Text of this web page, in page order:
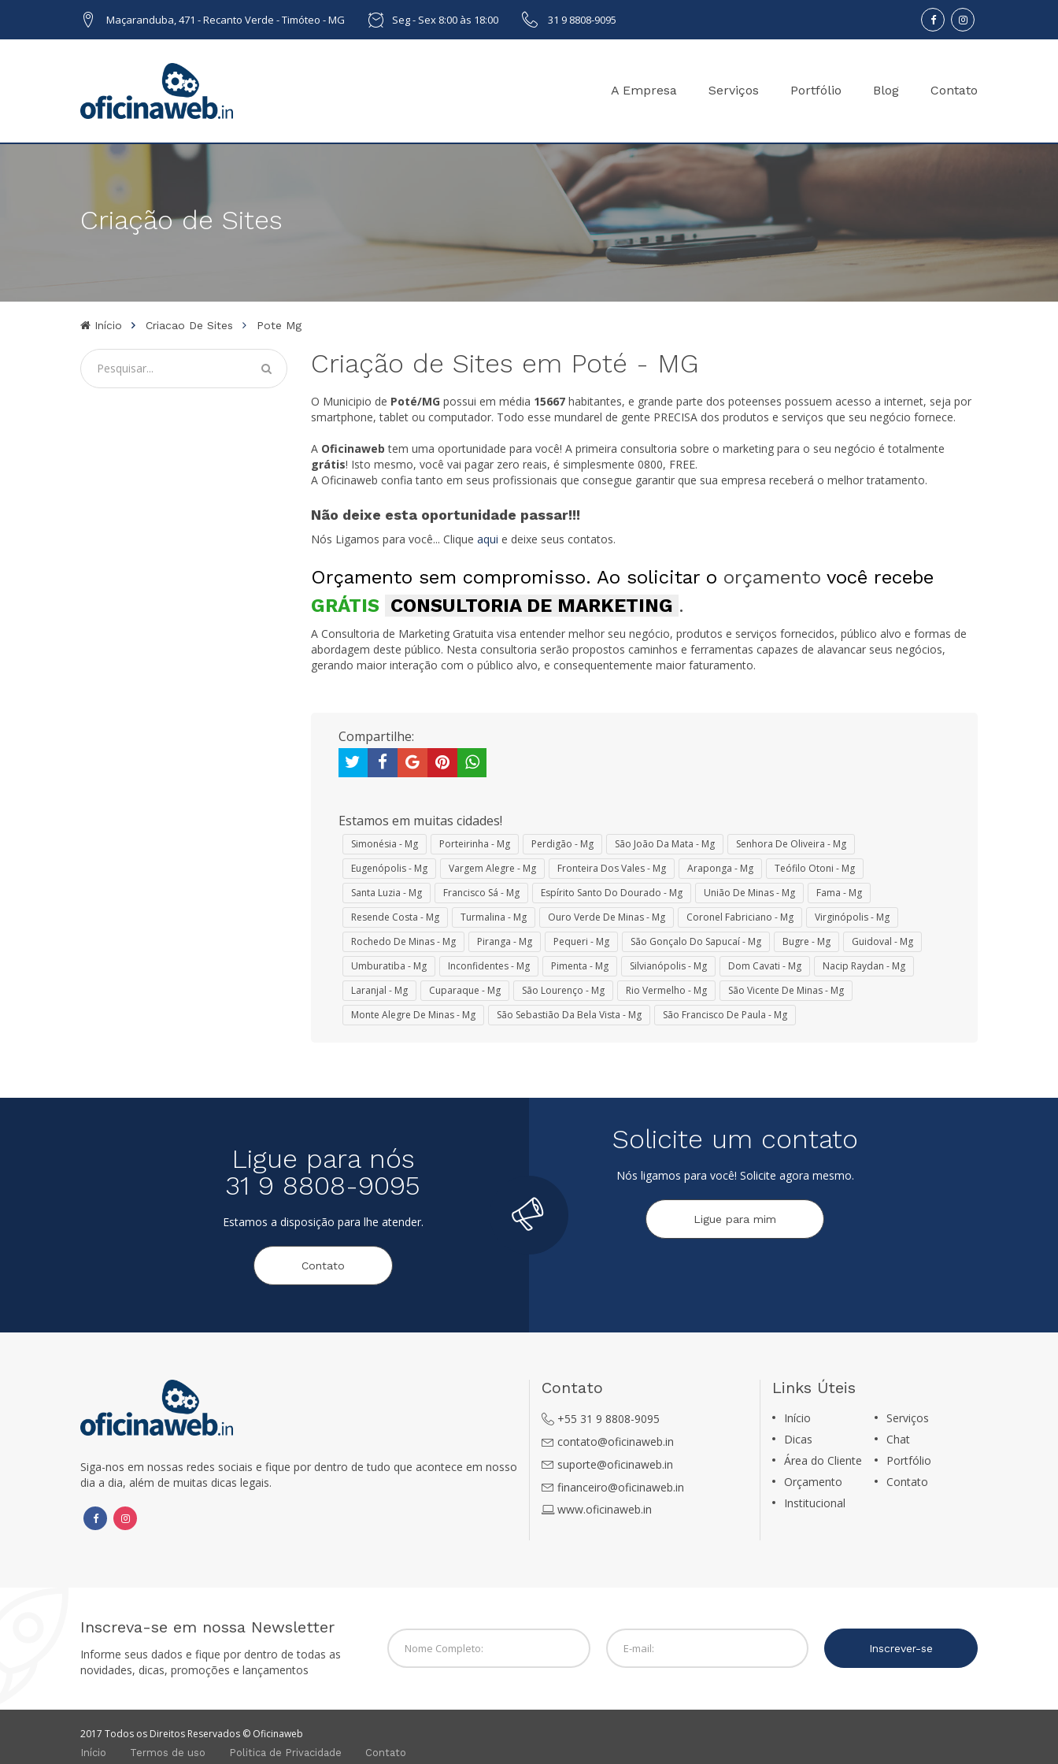
Maçaranduba, 471 - Recanto Verde - Timóteo - MG Seg - Sex 8:00 às 18:00 31 9 8808-9095
A Empresa Serviços Portfólio Blog Contato
Criação de Sites
Início Criacao De Sites Pote Mg
Criação de Sites em Poté - MG
O Municipio de Poté/MG possui em média 15667habitantes, e grande parte dos poteenses possuem acesso a internet, seja por
smartphone, tablet ou computador. Todo esse mundarel de gente PRECISA dos produtos e serviços que seu negócio fornece.
A Oficinaweb tem uma oportunidade para você! A primeira consultoria sobre o marketing para o seu negócio é totalmente
grátis! Isto mesmo, você vai pagar zero reais, é simplesmente 0800, FREE.
A Oficinaweb confia tanto em seus profissionais que consegue garantir que sua empresa receberá o melhor tratamento.
Não deixe esta oportunidade passar!!!
Nós Ligamos para você... Clique aqui e deixe seus contatos.
Orçamento sem compromisso. Ao solicitar o orçamento você recebe
GRÁTIS CONSULTORIA DE MARKETING .
A Consultoria de Marketing Gratuita visa entender melhor seu negócio, produtos e serviços fornecidos, público alvo e formas de
abordagem deste público. Nesta consultoria serão propostos caminhos e ferramentas capazes de alavancar seus negócios,
gerando maior interação com o público alvo, e consequentemente maior faturamento.
Compartilhe:
Estamos em muitas cidades!
Simonésia - Mg Porteirinha - Mg Perdigão - Mg São João Da Mata - Mg
Senhora De Oliveira - Mg
Eugenópolis - Mg
Vargem Alegre - Mg Fronteira Dos Vales - Mg Araponga - Mg
Teófilo Otoni - Mg
Santa Luzia - Mg
Francisco Sá - Mg Espírito Santo Do Dourado - Mg União De Minas - Mg
Fama - Mg
Resende Costa - Mg
Turmalina - Mg Ouro Verde De Minas - Mg Coronel Fabriciano - Mg
Virginópolis - Mg
Rochedo De Minas - Mg
Piranga - Mg Pequeri - Mg São Gonçalo Do Sapucaí - Mg Bugre - Mg
Guidoval - Mg
Umburatiba - Mg
Inconfidentes - Mg Pimenta - Mg Silvianópolis - Mg Dom Cavati - Mg
Nacip Raydan - Mg
Laranjal - Mg
Cuparaque - Mg São Lourenço - Mg Rio Vermelho - Mg
São Vicente De Minas - Mg
Monte Alegre De Minas - Mg
São Sebastião Da Bela Vista - Mg São Francisco De Paula - Mg
Ligue para nós
31 9 8808-9095
Estamos a disposição para lhe atender.
Contato
Solicite um contato
Nós ligamos para você! Solicite agora mesmo.
Ligue para mim
Siga-nos em nossas redes sociais e fique por dentro de tudo que acontece em nosso
dia a dia, além de muitas dicas legais.
Contato
+55 31 9 8808-9095
contato@oficinaweb.in
suporte@oficinaweb.in
financeiro@oficinaweb.in
www.oficinaweb.in
Links Úteis
Início
Serviços
Dicas
Chat
Área do Cliente
Portfólio
Orçamento
Contato
Institucional
Inscreva-se em nossa Newsletter
Informe seus dados e fique por dentro de todas as
novidades, dicas, promoções e lançamentos
Inscrever-se
2017 Todos os Direitos Reservados © Oficinaweb
Início Termos de uso Politica de Privacidade Contato